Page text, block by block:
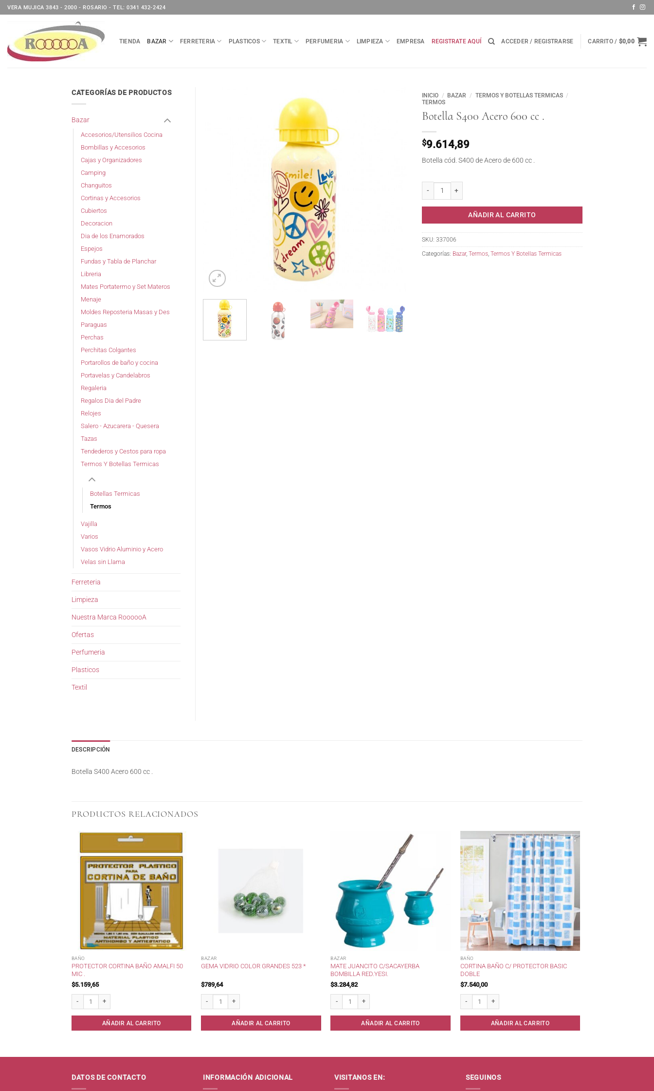
Saltar
al
VERA MUJICA 3843 - 2000 - ROSARIO - TEL: 0341 432-2424
TIENDA BAZAR FERRETERIA PLASTICOS TEXTIL PERFUMERIA LIMPIEZA EMPRESA REGISTRATE AQUÍ ACCEDER / REGISTRARSE CARRITO / $0,00
INICIO / BAZAR / TERMOS Y BOTELLAS TERMICAS /
TERMOS
Botella S400 Acero 600 cc .
$9.614,89
Botella cód. S400 de Acero de 600 cc .
AÑADIR AL CARRITO
SKU: 337006
Categorías: Bazar, Termos, Termos Y Botellas Termicas
CATEGORÍAS DE PRODUCTOS
Bazar
Accesorios/Utensilios Cocina
Bombillas y Accesorios
Cajas y Organizadores
Camping
Changuitos
Cortinas y Accesorios
Cubiertos
Decoracion
Dia de los Enamorados
Espejos
Fundas y Tabla de Planchar
Libreria
Mates Portatermo y Set Materos
Menaje
Moldes Reposteria Masas y Des
Paraguas
Perchas
Perchitas Colgantes
Portarollos de baño y cocina
Portavelas y Candelabros
Regaleria
Regalos Dia del Padre
Relojes
Salero - Azucarera - Quesera
Tazas
Tendederos y Cestos para ropa
Termos Y Botellas Termicas
Botellas Termicas
Termos
Vajilla
Varios
Vasos Vidrio Aluminio y Acero
Velas sin Llama
Ferreteria
Limpieza
Nuestra Marca RoooooA
Ofertas
Perfumeria
Plasticos
Textil
DESCRIPCIÓN
Botella S400 Acero 600 cc .
PRODUCTOS RELACIONADOS
BAÑO
PROTECTOR CORTINA BAÑO AMALFI 50
MIC .
$5.159,65
AÑADIR AL CARRITO
BAZAR
GEMA VIDRIO COLOR GRANDES 523 *
$789,64
AÑADIR AL CARRITO
BAZAR
MATE JUANCITO C/SACAYERBA
BOMBILLA RED.YESI.
$3.284,82
AÑADIR AL CARRITO
BAÑO
CORTINA BAÑO C/ PROTECTOR BASIC
DOBLE
$7.540,00
AÑADIR AL CARRITO
DATOS DE CONTACTO INFORMACIÓN ADICIONAL VISITANOS EN: SEGUINOS